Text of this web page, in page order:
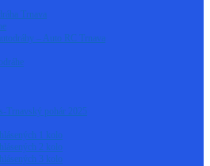
Trnava
– Auto RC Trnava
Trnavský pohár 2025
1 kolo
2 kolo
3 kolo